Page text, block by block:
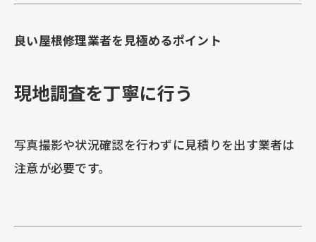
良い屋根修理業者を見極めるポイント
現地調査を丁寧に行う
写真撮影や状況確認を行わずに見積りを出す業者は
注意が必要です。